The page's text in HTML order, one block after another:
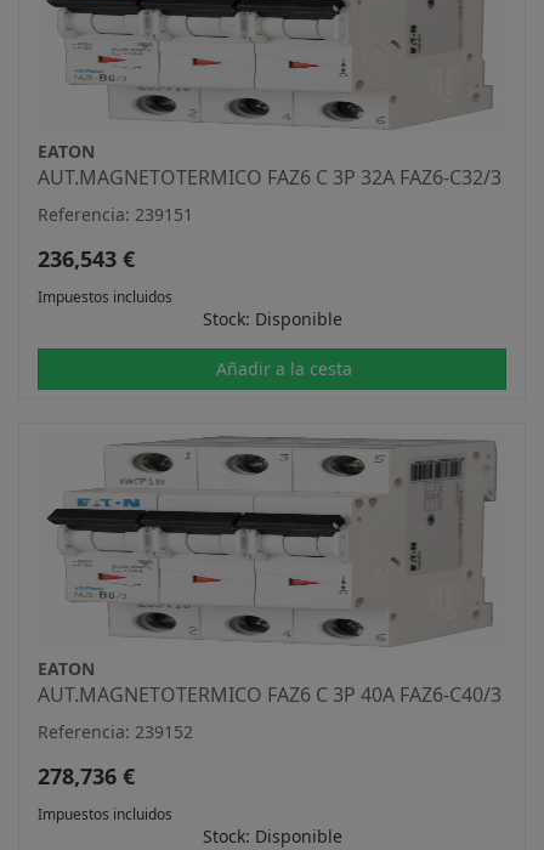
EATON
AUT.MAGNETOTERMICO FAZ6 C 3P 32A FAZ6-C32/3
Referencia: 239151
236,543 €
Impuestos incluidos
Stock: Disponible
Añadir a la cesta
EATON
AUT.MAGNETOTERMICO FAZ6 C 3P 40A FAZ6-C40/3
Referencia: 239152
278,736 €
Impuestos incluidos
Stock: Disponible